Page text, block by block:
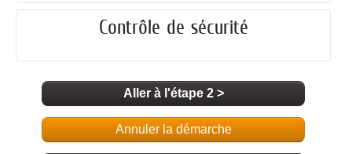
Contrôle de sécurité
Aller à l'étape 2 >
Annuler la démarche